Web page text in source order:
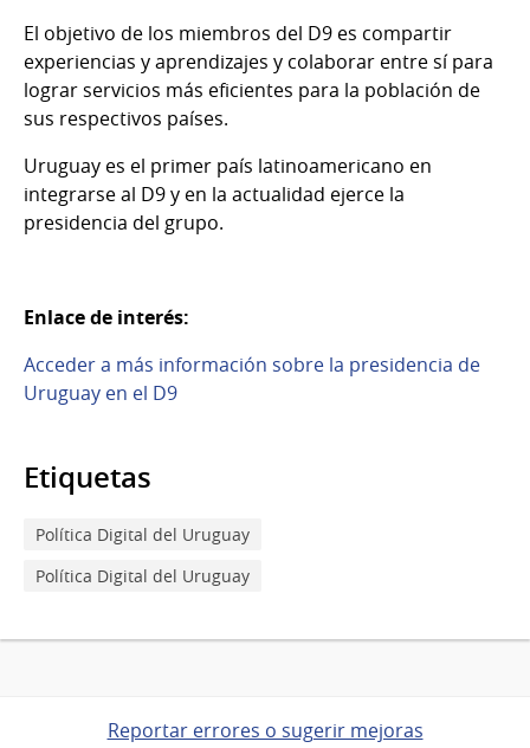
El objetivo de los miembros del D9 es compartir
experiencias y aprendizajes y colaborar entre sí para
lograr servicios más eficientes para la población de
sus respectivos países.
Uruguay es el primer país latinoamericano en
integrarse al D9 y en la actualidad ejerce la
presidencia del grupo.
Enlace de interés:
Acceder a más información sobre la presidencia de
Uruguay en el D9
Etiquetas
Política Digital del Uruguay
Política Digital del Uruguay
Reportar errores o sugerir mejoras